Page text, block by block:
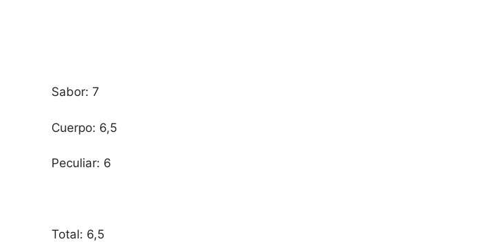
Sabor: 7
Cuerpo: 6,5
Peculiar: 6
Total: 6,5